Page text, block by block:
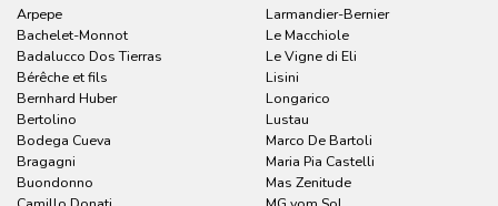
Arpepe
Bachelet-Monnot
Badalucco Dos Tierras
Bérêche et fils
Bernhard Huber
Bertolino
Bodega Cueva
Bragagni
Buondonno
Larmandier-Bernier
Le Macchiole
Le Vigne di Eli
Lisini
Longarico
Lustau
Marco De Bartoli
Maria Pia Castelli
Mas Zenitude